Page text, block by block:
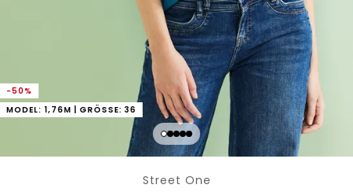
-50%
MODEL: 1,76M | GRÖSSE: 36
Street One